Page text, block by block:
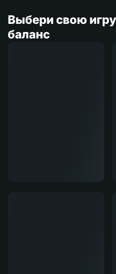
Выбери свою
баланс